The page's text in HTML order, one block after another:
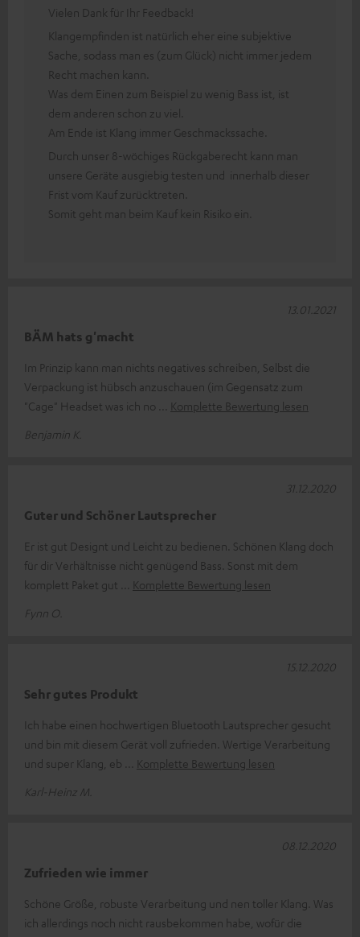
Vielen Dank für Ihr Feedback!
Klangempfinden ist natürlich eher eine subjektive
Sache, sodass man es (zum Glück) nicht immer jedem
Recht machen kann.
Was dem Einen zum Beispiel zu wenig Bass ist, ist
dem anderen schon zu viel.
Am Ende ist Klang immer Geschmackssache.
Durch unser 8-wöchiges Rückgaberecht kann man
unsere Geräte ausgiebig testen und innerhalb dieser
Frist vom Kauf zurücktreten.
Somit geht man beim Kauf kein Risiko ein.
BÄM hats g'macht
Im Prinzip kann man nichts negatives schreiben, Selbst die
Verpackung ist hübsch anzuschauen (im Gegensatz zum
"Cage" Headset was ich no
Komplette Bewertung lesen
Benjamin K.
13.01.2021
Guter und Schöner Lautsprecher
Er ist gut Designt und Leicht zu bedienen. Schönen Klang doch
für dir Verhältnisse nicht genügend Bass. Sonst mit dem
komplett Paket gut
Komplette Bewertung lesen
Fynn O.
31.12.2020
Sehr gutes Produkt
Ich habe einen hochwertigen Bluetooth Lautsprecher gesucht
und bin mit diesem Gerät voll zufrieden. Wertige Verarbeitung
und super Klang, eb
Komplette Bewertung lesen
Karl-Heinz M.
15.12.2020
Zufrieden wie immer
Schöne Größe, robuste Verarbeitung und nen toller Klang. Was
ich allerdings noch nicht rausbekommen habe, wofür die
08.12.2020